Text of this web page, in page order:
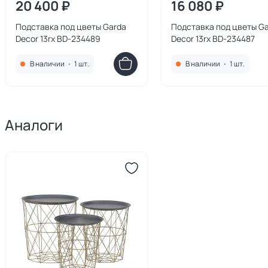
20 400 ₽
Подставка под цветы Garda
Decor 13rx BD-234489
В наличии • 1 шт.
16 080 ₽
Подставка под цветы
Decor 13rx BD-234487
В наличии • 1 шт.
Аналоги